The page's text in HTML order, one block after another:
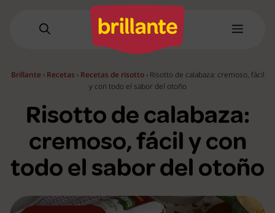
Menú
Brillante › Recetas › Recetas de risotto› Risotto de calabaza: cremoso, fácil
y con todo el sabor del otoño
Risotto de calabaza:
cremoso, fácil y con
todo el sabor del otoño